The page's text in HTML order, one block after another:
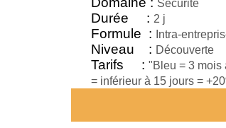
Sécurité
Durée : 2 j
Formule : Intra-
Niveau : Découverte
Tarifs : "Bleu = 3 mois
= inférieur à 15 jours =